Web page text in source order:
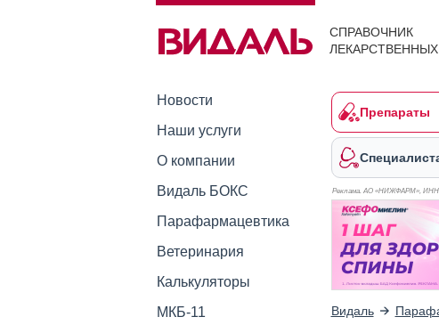
СПРАВОЧНИК
Новости
Наши услуги
О компании
Видаль БОКС
Парафармацевтика
Ветеринария
Калькуляторы
МКБ-11
Препараты
Реклама. АО «НИЖФАРМ», ИНН
Видаль